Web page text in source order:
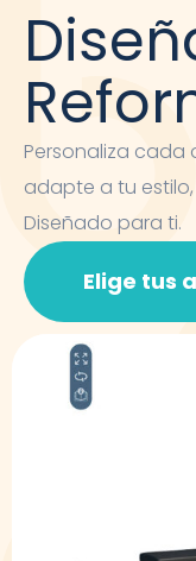
Personaliza cada
adapte a tu
Diseñado para ti.
Elige tus